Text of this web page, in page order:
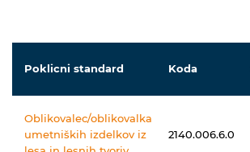
Poklicni standard Koda
Oblikovalec/oblikovalka
umetniških izdelkov iz
2140.006.6.0